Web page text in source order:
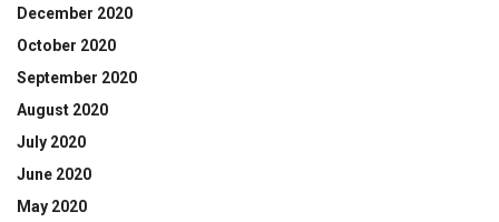
December 2020
October 2020
September 2020
August 2020
July 2020
June 2020
May 2020